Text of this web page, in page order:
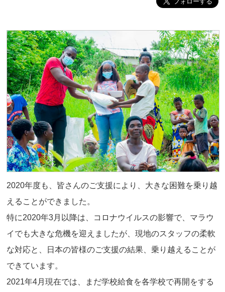
2020年度も、皆さんのご支援により、大きな困難を乗り越
えることができました。
特に2020年3月以降は、コロナウイルスの影響で、マラウ
イでも大きな危機を迎えましたが、現地のスタッフの柔軟
な対応と、日本の皆様のご支援の結果、乗り越えることが
できています。
2021年4月現在では、まだ学校給食を各学校で再開をする